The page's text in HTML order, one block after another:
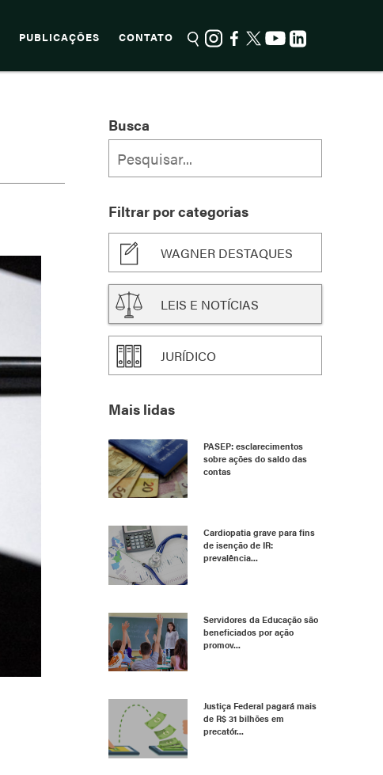
PUBLICAÇÕES CONTATO
Busca
Filtrar por categorias
WAGNER DESTAQUES
LEIS E NOTÍCIAS
JURÍDICO
Mais lidas
PASEP: esclarecimentos
sobre ações do saldo das
contas
Cardiopatia grave para fins
de isenção de IR:
prevalência...
Servidores da Educação são
beneficiados por ação
promov...
Justiça Federal pagará mais
de R$ 31 bilhões em
precatór...